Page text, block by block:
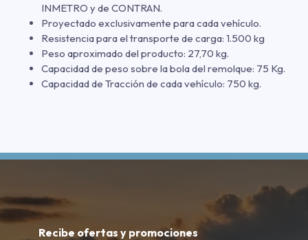
INMETRO y de CONTRAN.
Proyectado exclusivamente para cada vehículo.
Resistencia para el transporte de carga: 1.500 kg
Peso aproximado del producto: 27,70 kg.
Capacidad de peso sobre la bola del remolque: 75 Kg.
Capacidad de Tracción de cada vehículo: 750 kg.
Recibe ofertas y promociones